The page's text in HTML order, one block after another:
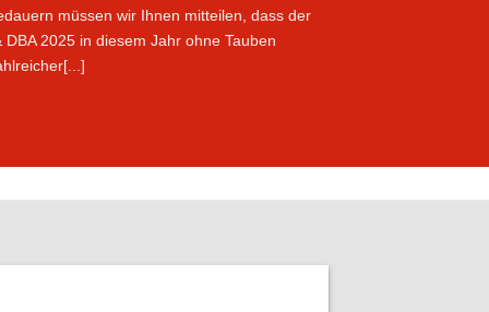
müssen wir Ihnen mitteilen, dass der
2025 in diesem Jahr ohne Tauben